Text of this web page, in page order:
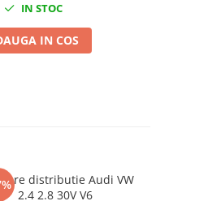
IN STOC
IN COS
distributie Audi VW
2.4 2.8 30V V6